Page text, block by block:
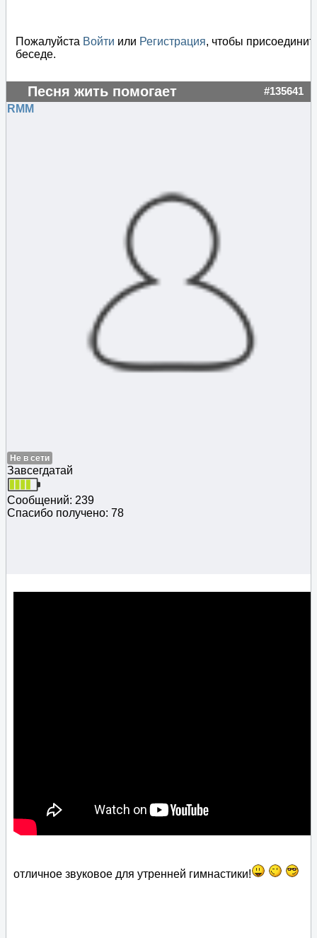
Пожалуйста Войти или Регистрация, чтобы
беседе.
Песня жить помогает #135641
RMM
Не в сети
Завсегдатай
Сообщений: 239
Спасибо получено: 78
отличное звуковое для утренней гимнастики!